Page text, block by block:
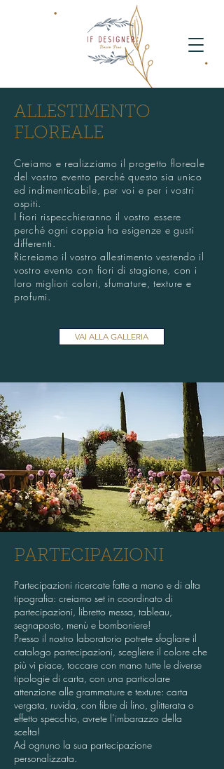
ALLESTIMENTO
FLOREALE
Creiamo e realizziamo il progetto floreale
del vostro evento perché questo sia unico
ed indimenticabile, per voi e per i vostri
ospiti.
I fiori rispecchieranno il vostro essere
perché ogni coppia ha esigenze e gusti
differenti.
Ricreiamo il vostro allestimento vestendo il
vostro evento con fiori di stagione, con i
loro migliori colori, sfumature, texture e
profumi.
VAI ALLA GALLERIA
PARTECIPAZIONI
Partecipazioni ricercate fatte a mano e di alta
tipografia: creiamo set in coordinato di
partecipazioni, libretto messa, tableau,
segnaposto, menù e bomboniere!
Presso il nostro laboratorio potrete sfogliare il
catalogo partecipazioni, scegliere il colore che
più vi piace, toccare con mano tutte le diverse
tipologie di carta, con una particolare
attenzione alle grammature e texture: carta
vergata, ruvida, con fibre di lino, glitterata o
effetto specchio, avrete l’imbarazzo della
scelta!
Ad ognuno la sua partecipazione
personalizzata.